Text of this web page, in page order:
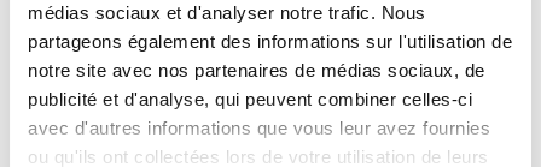
médias sociaux et d'analyser notre trafic. Nous
partageons également des informations sur l'utilisation de
notre site avec nos partenaires de médias sociaux, de
publicité et d'analyse, qui peuvent combiner celles-ci
avec d'autres informations que vous leur avez fournies
ou qu'ils ont collectées lors de votre utilisation de leurs